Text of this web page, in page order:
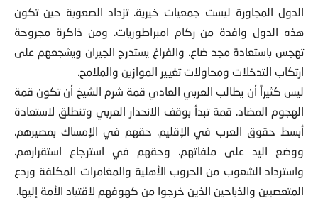
الدول المجاورة ليست جمعيات خيرية. تزداد الصعوبة حين تكون
هذه الدول وافدة من ركام امبراطوريات. ومن ذاكرة مجروحة
تهجس باستعادة مجد ضاع. والفراغ يستدرج الجيران ويشجعهم على
ارتكاب التدخلات ومحاولات تغيير الموازين والملامح.
ليس كثيراً أن يطالب العربي العادي قمة شرم الشيخ أن تكون قمة
الهجوم المضاد. قمة تبدأ بوقف الانحدار العربي وتنطلق لاستعادة
أبسط حقوق العرب في الإقليم. حقهم في الإمساك بمصيرهم.
ووضع اليد على ملفاتهم. وحقهم في استرجاع استقرارهم.
واسترداد الشعوب من الحروب الأهلية والمغامرات المكلفة وردع
المتعصبين والذباحين الذين خرجوا من كهوفهم لاقتياد الأمة إليها.